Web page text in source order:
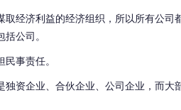
经济利益的经济组织，所以所有公司
公司。
事责任。
资企业、合伙企业、公司企业，而大